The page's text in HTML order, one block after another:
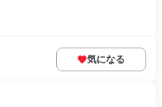
気になる